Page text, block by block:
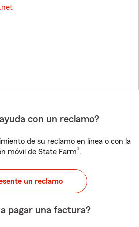
con un reclamo?
de su reclamo en línea o con la
móvil de State Farm®.
un reclamo
pagar una factura?